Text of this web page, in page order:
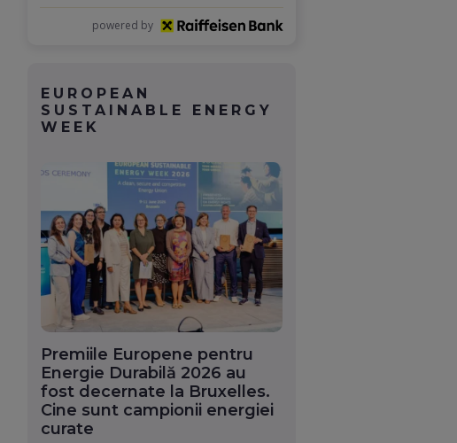
powered by
EUROPEAN
SUSTAINABLE ENERGY
WEEK
Premiile Europene pentru
Energie Durabilă 2026 au
fost decernate la Bruxelles.
Cine sunt campionii energiei
curate